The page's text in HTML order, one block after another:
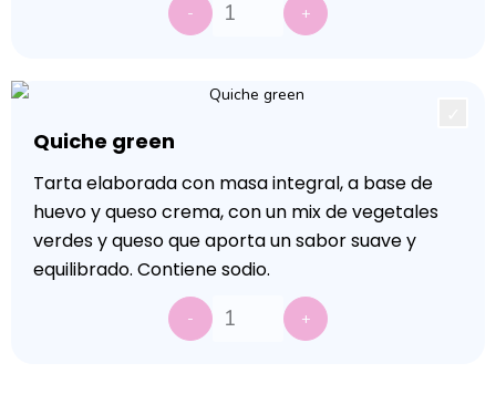
- +
Quiche green
Tarta elaborada con masa integral, a base de
huevo y queso crema, con un mix de vegetales
verdes y queso que aporta un sabor suave y
equilibrado. Contiene sodio.
- +